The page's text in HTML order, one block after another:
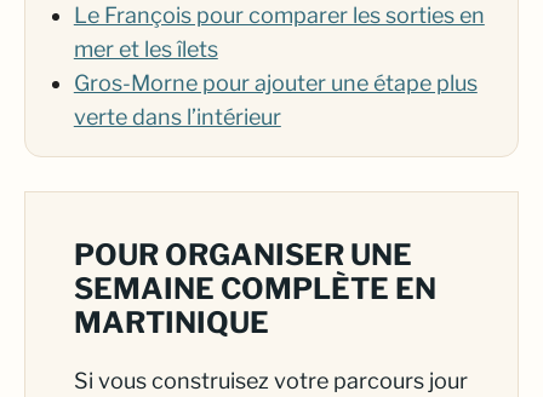
Le François pour comparer les sorties en
mer et les îlets
Gros-Morne pour ajouter une étape plus
verte dans l’intérieur
POUR ORGANISER UNE
SEMAINE COMPLÈTE EN
MARTINIQUE
Si vous construisez votre parcours jour